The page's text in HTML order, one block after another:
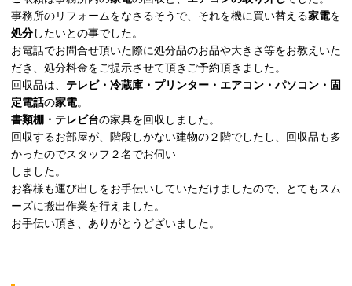
事務所のリフォームをなさるそうで、それを機に買い替える家電を
処分したいとの事でした。
お電話でお問合せ頂いた際に処分品のお品や大きさ等をお教えいた
だき、処分料金をご提示させて頂きご予約頂きました。
回収品は、 テレビ・冷蔵庫・プリンター・エアコン・パソコン・固
定電話の家電。
書類棚・テレビ台の家具を回収しました。
回収するお部屋が、階段しかない建物の２階でしたし、回収品も多
かったのでスタッフ２名でお伺い
しました。
お客様も運び出しをお手伝いしていただけましたので、とてもスム
ーズに搬出作業を行えました。
お手伝い頂き、ありがとうどざいました。